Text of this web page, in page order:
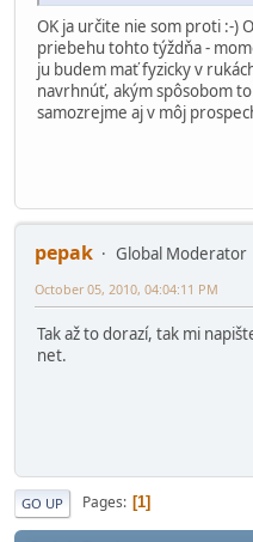
OK ja určite nie som proti :-)
priebehu tohto týždňa -
ju budem mať fyzicky v
navrhnúť, akým spôsobom
samozrejme aj v môj
pepak
Global Moderator
October 05, 2010, 04:04:11 PM
Tak až to dorazí, tak mi
net.
GO UP Pages 1